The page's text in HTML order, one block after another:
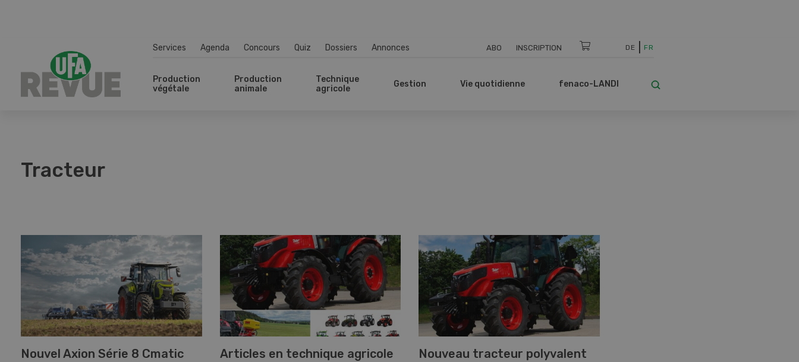
Services Agenda Concours Quiz Dossiers Annonces ABO INSCRIPTION DE FR
Production
végétale
Production
animale
Technique
agricole
Gestion Vie quotidienne fenaco-LANDI
Tracteur
Nouvel Axion Série 8 Cmatic
Articles en technique agricole
Nouveau tracteur polyvalent